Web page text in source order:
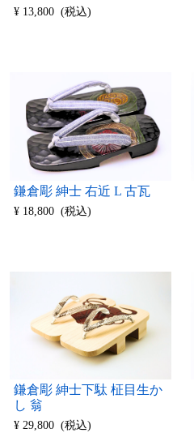
¥ 13,800 (税込)
鎌倉彫 紳士 右近 L 古瓦
¥ 18,800 (税込)
鎌倉彫 紳士下駄 柾目生か
し 翁
¥ 29,800 (税込)